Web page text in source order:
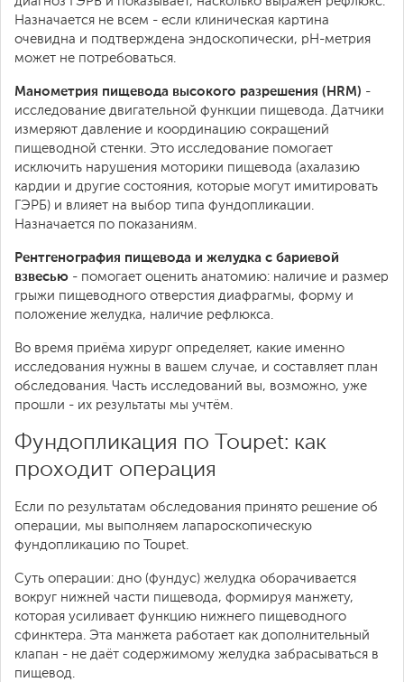
Назначается не всем - если клиническая картина
очевидна и подтверждена эндоскопически, pH-метрия
может не потребоваться.
Манометрия пищевода высокого разрешения (HRM) -
исследование двигательной функции пищевода. Датчики
измеряют давление и координацию сокращений
пищеводной стенки. Это исследование помогает
исключить нарушения моторики пищевода (ахалазию
кардии и другие состояния, которые могут имитировать
ГЭРБ) и влияет на выбор типа фундопликации.
Назначается по показаниям.
Рентгенография пищевода и желудка с бариевой
взвесью - помогает оценить анатомию: наличие и размер
грыжи пищеводного отверстия диафрагмы, форму и
положение желудка, наличие рефлюкса.
Во время приёма хирург определяет, какие именно
исследования нужны в вашем случае, и составляет план
обследования. Часть исследований вы, возможно, уже
прошли - их результаты мы учтём.
Фундопликация по Toupet: как
проходит операция
Если по результатам обследования принято решение об
операции, мы выполняем лапароскопическую
фундопликацию по Toupet.
Суть операции: дно (фундус) желудка оборачивается
вокруг нижней части пищевода, формируя манжету,
которая усиливает функцию нижнего пищеводного
сфинктера. Эта манжета работает как дополнительный
клапан - не даёт содержимому желудка забрасываться в
пищевод.